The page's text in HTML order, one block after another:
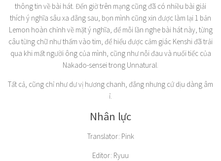
thông tin về bài hát. Đến giờ trên mạng cũng đã có nhiều bài giải
thích ý nghĩa sâu xa đằng sau, bọn mình cũng xin được làm lại 1 bản
Lemon hoàn chỉnh về mặt ý nghĩa, để mỗi lần nghe bài hát này, từng
câu từng chữ như thấm vào tim, để hiểu được cảm giác Kenshi đã trải
qua khi mất người ông của mình, cũng như nỗi đau và nuối tiếc của
Nakado-sensei trong Unnatural.
Tất cả, cũng chỉ như dư vị hương chanh, đắng nhưng cứ dịu dàng âm
ỉ.
Nhân lực
Translator: Pink
Editor: Ryuu